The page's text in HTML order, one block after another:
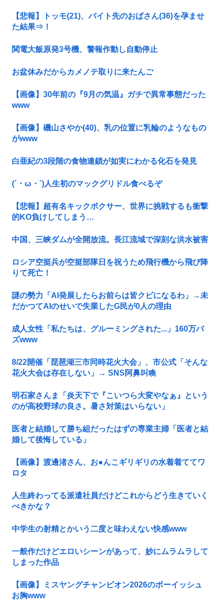
【悲報】トッモ(21)、バイト先のおばさん(36)を孕ませ
た結果⇒！
関電大飯原発3号機、警報作動し自動停止
お盆休みだからカメノテ取りに来たんご
【画像】30年前の『9月の気温』ガチで異常事態だった
www
【画像】磯山さやか(40)、乳の位置に乳輪のようなもの
がwww
白亜紀の3段階の食物連鎖が如実にわかる化石を発見
(´・ω・`)人生初のマックグリドル食べるぞ
【悲報】超有名キックボクサー、世界に挑戦するも衝撃
的KO負けしてしまう…
中国、三峡ダムが全開放流。長江流域で深刻な洪水被害
ロシア空挺兵が空挺部隊日を祝うため飛行機から飛び降
りて死亡！
謎の勢力「AI発展したらお前らは皆クビになるわ」→未
だかつてAIのせいで失業したG民が0人の理由
成人女性「私たちは、グルーミングされた...」160万バ
ズwww
8/22開催「琵琶湖三市同時花火大会」、市公式「そんな
花火大会は存在しない」→ SNS阿鼻叫喚
明石家さんま「炎天下で『こいつら大変やなぁ』という
のが高校野球の良さ。暑さ対策はいらない」
医者と結婚して勝ち組だったはずの専業主婦「医者と結
婚して後悔している」
【画像】渡邊渚さん、お●んこギリギリの水着着ててワ
ロタ
人生終わってる派遣社員だけどこれからどう生きていく
べきかな？
中学生の射精とかいう二度と味わえない快感www
一般作だけどエロいシーンがあって、妙にムラムラして
しまった作品
【画像】ミスヤングチャンピオン2026のボーイッシュ
お胸www